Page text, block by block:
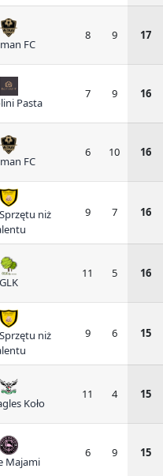
FC
8 9 17
Pasta
7 9 16
FC
6 10 16
niż
9 7 16
GLK
11 5 16
niż
9 6 15
Koło
11 4 15
Majami
6 9 15